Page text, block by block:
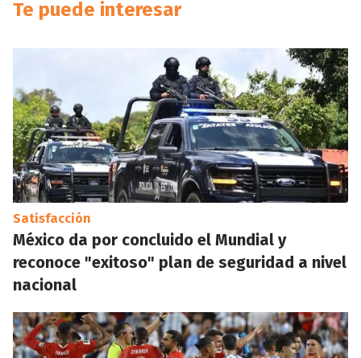
Te puede interesar
Satisfacción
México da por concluido el Mundial y
reconoce "exitoso" plan de seguridad a nivel
nacional